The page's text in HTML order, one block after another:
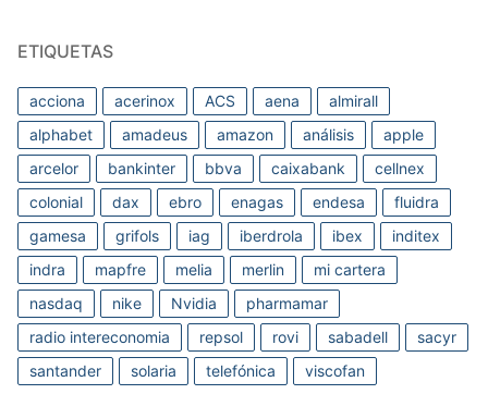
ETIQUETAS
acciona acerinox ACS aena
almirall
alphabet
amadeus amazon análisis
apple
arcelor
bankinter bbva caixabank
cellnex
colonial
dax ebro enagas endesa
fluidra
gamesa
grifols iag iberdrola ibex
inditex
indra
mapfre melia merlin
mi cartera
nasdaq
nike Nvidia
pharmamar
radio intereconomia
repsol rovi sabadell
sacyr
santander
solaria telefónica viscofan